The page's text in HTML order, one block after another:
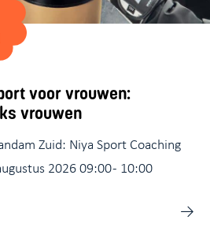
voor vrouwen:
vrouwen
Zuid: Niya Sport Coaching
2026 09:00 - 10:00